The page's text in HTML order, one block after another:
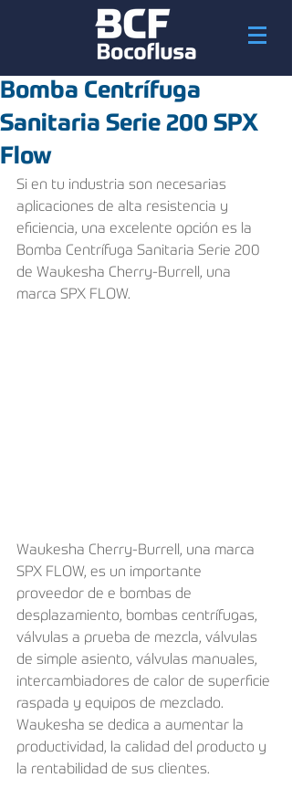
Bomba Centrífuga
Sanitaria Serie 200 SPX
Flow
Si en tu industria son necesarias
aplicaciones de alta resistencia y
eficiencia, una excelente opción es la
Bomba Centrífuga Sanitaria Serie 200
de Waukesha Cherry-Burrell, una
marca SPX FLOW.
Waukesha Cherry-Burrell, una marca
SPX FLOW, es un importante
proveedor de e bombas de
desplazamiento, bombas centrífugas,
válvulas a prueba de mezcla, válvulas
de simple asiento, válvulas manuales,
intercambiadores de calor de superficie
raspada y equipos de mezclado.
Waukesha se dedica a aumentar la
productividad, la calidad del producto y
la rentabilidad de sus clientes.